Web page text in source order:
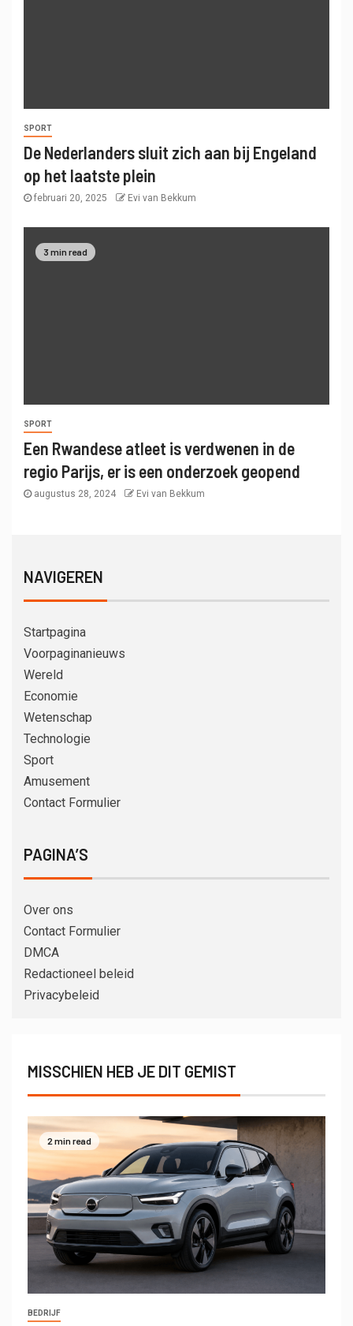
SPORT
De Nederlanders sluit zich aan bij Engeland
op het laatste plein
februari 20, 2025 Evi van Bekkum
3 min read
SPORT
Een Rwandese atleet is verdwenen in de
regio Parijs, er is een onderzoek geopend
augustus 28, 2024 Evi van Bekkum
NAVIGEREN
Startpagina
Voorpaginanieuws
Wereld
Economie
Wetenschap
Technologie
Sport
Amusement
Contact Formulier
PAGINA’S
Over ons
Contact Formulier
DMCA
Redactioneel beleid
Privacybeleid
MISSCHIEN HEB JE DIT GEMIST
2 min read
BEDRIJF